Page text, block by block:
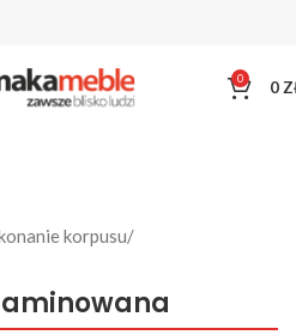
0 0
korpusu